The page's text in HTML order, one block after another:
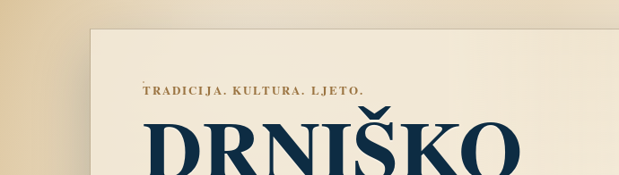
TRADICIJA. KULTURA. LJETO.
DRNIŠKO